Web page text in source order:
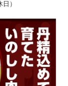
）